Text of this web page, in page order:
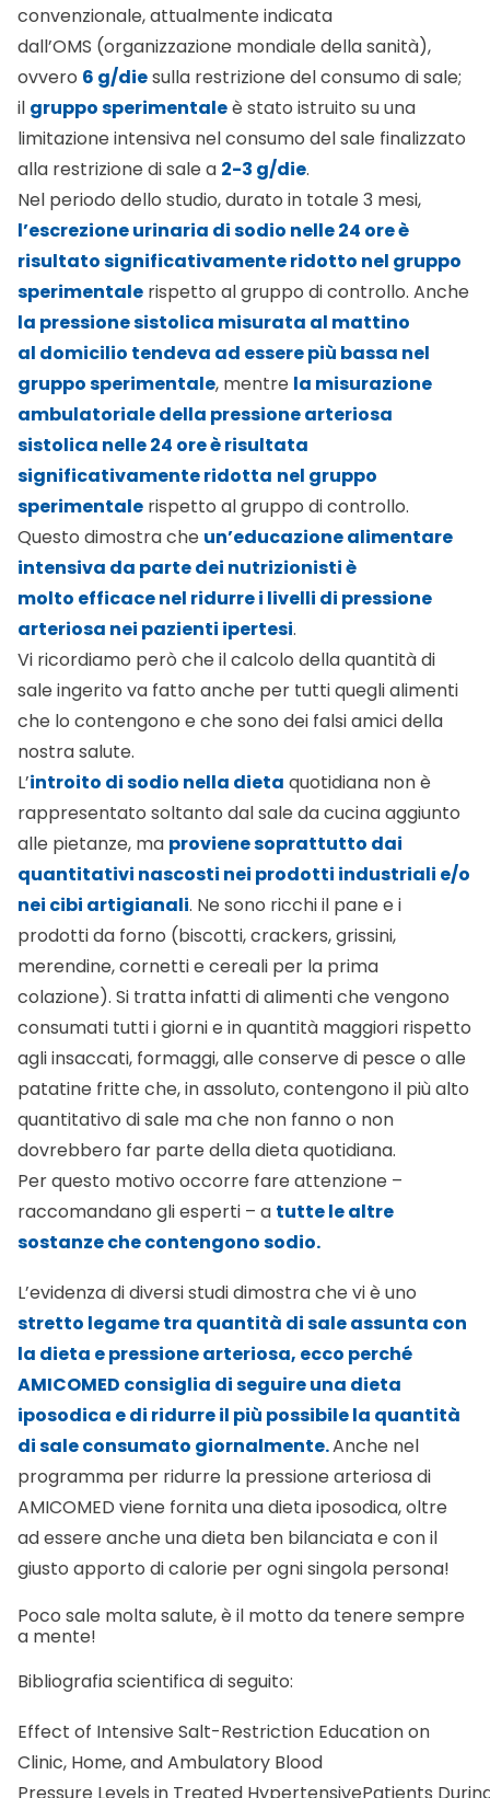
convenzionale, attualmente indicata
dall’OMS (organizzazione mondiale della sanità),
ovvero 6 g/diesulla restrizione del consumo di sale;
il gruppo sperimentaleè stato istruito su una
limitazione intensiva nel consumo del sale finalizzato
alla restrizione di sale a 2-3 g/die.
Nel periodo dello studio, durato in totale 3 mesi,
l’escrezione urinaria di sodio nelle 24 ore è
risultato significativamente ridotto nel gruppo
sperimentale rispetto al gruppo di controllo. Anche
la pressione sistolica misurata al mattino
al domicilio tendeva ad essere più bassa nel
gruppo sperimentale, mentre la misurazione
ambulatoriale della pressione arteriosa
sistolica nelle 24 ore è risultata
significativamente ridotta nel gruppo
sperimentale rispetto al gruppo di controllo.
Questo dimostra che un’educazione alimentare
intensiva da parte dei nutrizionisti è
molto efficace nel ridurre i livelli di pressione
arteriosa nei pazienti ipertesi.
Vi ricordiamo però che il calcolo della quantità di
sale ingerito va fatto anche per tutti quegli alimenti
che lo contengono e che sono dei falsi amici della
nostra salute.
L’introito di sodio nella dieta quotidiana non è
rappresentato soltanto dal sale da cucina aggiunto
alle pietanze, ma proviene soprattutto dai
quantitativi nascosti nei prodotti industriali e/o
nei cibi artigianali. Ne sono ricchi il pane e i
prodotti da forno (biscotti, crackers, grissini,
merendine, cornetti e cereali per la prima
colazione). Si tratta infatti di alimenti che vengono
consumati tutti i giorni e in quantità maggiori rispetto
agli insaccati, formaggi, alle conserve di pesce o alle
patatine fritte che, in assoluto, contengono il più alto
quantitativo di sale ma che non fanno o non
dovrebbero far parte della dieta quotidiana.
Per questo motivo occorre fare attenzione –
raccomandano gli esperti – a tutte le altre
sostanze che contengono sodio.
L’evidenza di diversi studi dimostra che vi è uno
stretto legame tra quantità di sale assunta con
la dieta e pressione arteriosa, ecco perché
AMICOMED consiglia di seguire una dieta
iposodica e di ridurre il più possibile la quantità
di sale consumato giornalmente.Anche nel
programma per ridurre la pressione arteriosadi
AMICOMED viene fornita una dieta iposodica, oltre
ad essere anche una dieta ben bilanciata e con il
giusto apporto di calorie per ogni singola persona!
Poco sale molta salute, è il motto da tenere sempre
a mente!
Bibliografia scientifica di seguito:
Effect of Intensive Salt-Restriction Education on
Clinic, Home, and Ambulatory Blood